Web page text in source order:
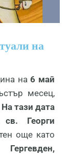
на
на6 май
месец,
На тази дата
св. Георги
още като